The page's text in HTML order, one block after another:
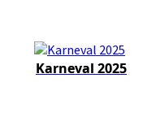
Karneval 2025